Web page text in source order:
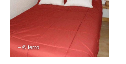
– © ferro